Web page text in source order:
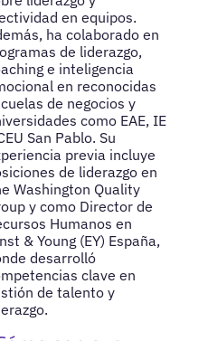
en equipos.
ha colaborado en
de liderazgo,
e inteligencia
en reconocidas
de negocios y
como EAE, IE
San Pablo. Su
previa incluye
de liderazgo en
Washington Quality
y como Director de
Humanos en
& Young (EY) España,
desarrolló
clave en
de talento y